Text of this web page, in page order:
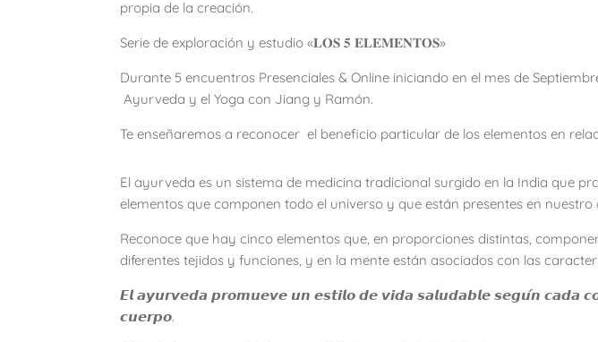
propia de la creación.
Serie de exploración y estudio «𝐋𝐎𝐒 𝟓 𝐄𝐋𝐄𝐌𝐄𝐍𝐓𝐎𝐒»
Durante 5 encuentros Presenciales & Online iniciando en el mes de
Ayurveda y el Yoga con Jiang y Ramón.
Te enseñaremos a reconocer el beneficio particular de los elementos en
El ayurveda es un sistema de medicina tradicional surgido en la India que
elementos que componen todo el universo y que están presentes en nuestro
Reconoce que hay cinco elementos que, en proporciones distintas,
diferentes tejidos y funciones, y en la mente están asociados con las
𝙀𝙡 𝙖𝙮𝙪𝙧𝙫𝙚𝙙𝙖 𝙥𝙧𝙤𝙢𝙪𝙚𝙫𝙚 𝙪𝙣 𝙚𝙨𝙩𝙞𝙡𝙤 𝙙𝙚 𝙫𝙞𝙙𝙖 𝙨𝙖𝙡𝙪𝙙𝙖𝙗𝙡𝙚 𝙨𝙚𝙜𝙪́𝙣 𝙘𝙖𝙙𝙖
𝙘𝙪𝙚𝙧𝙥𝙤.